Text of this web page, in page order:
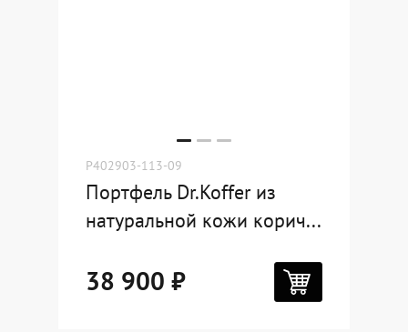
P402903-113-09
Портфель Dr.Koffer из
натуральной кожи корич...
38 900 ₽